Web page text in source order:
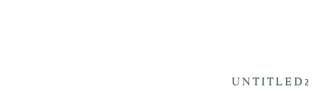
UNTITLED2